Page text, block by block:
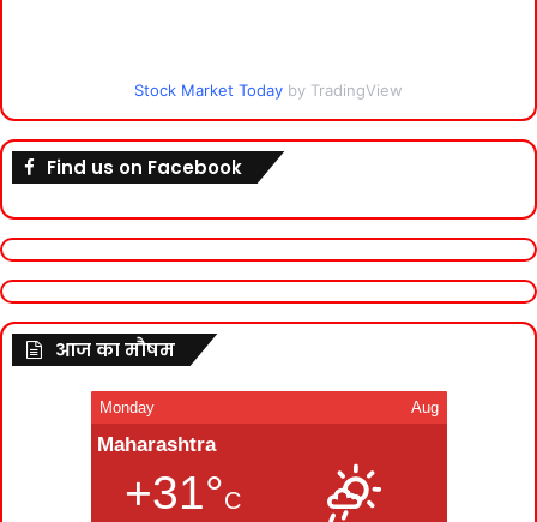
Stock Market Today by TradingView
Find us on Facebook
आज का मौषम
Monday Aug
Maharashtra
+31°C